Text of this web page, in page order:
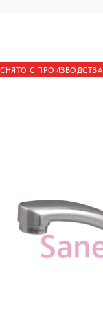
СНЯТО С ПРОИЗВОДСТВА